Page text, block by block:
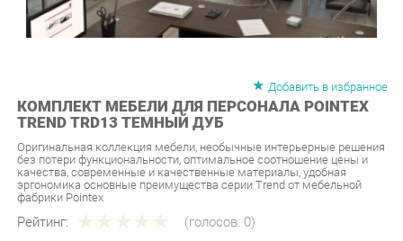
КОМПЛЕКТ МЕБЕЛИ ДЛЯ ПЕРСОНАЛА POINTEX
TREND TRD13 ТЕМНЫЙ ДУБ
Оригинальная коллекция мебели, необычные интерьерные решения
качества, современные и качественные материалы, удобная
эргономика основные преимущества серии Trend от мебельной
фабрики Pointex
Рейтинг:
Артикул: u-0122158